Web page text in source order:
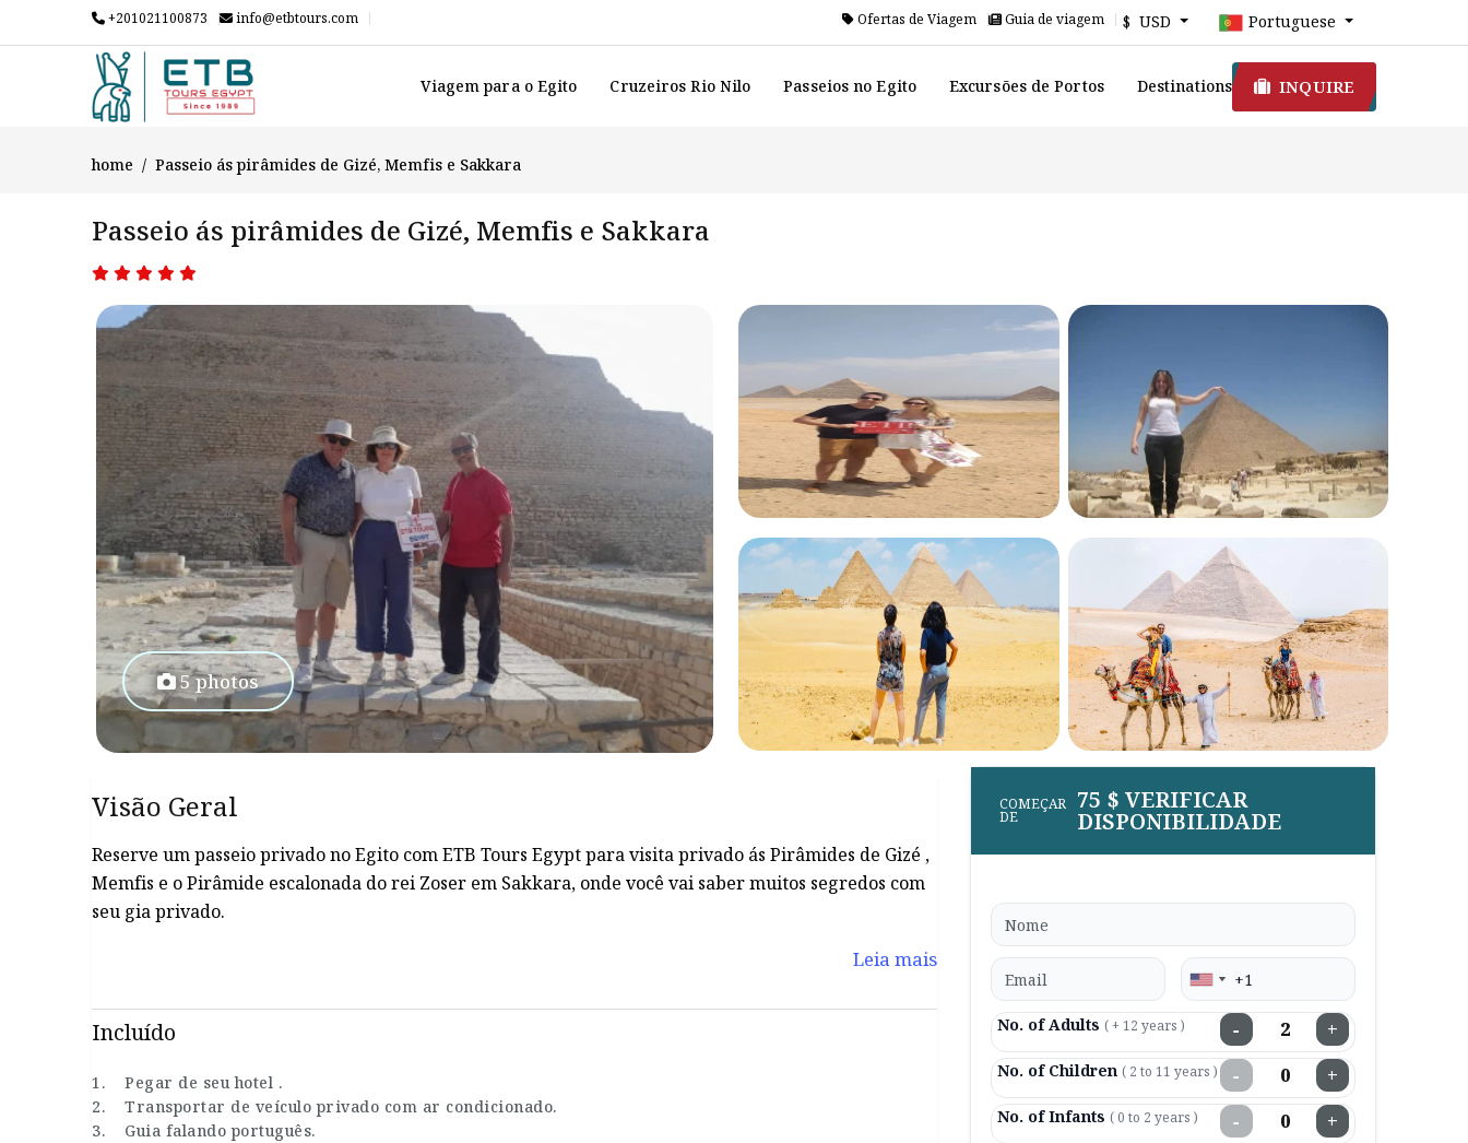
+201021100873 info@etbtours.com Ofertas de Viagem Guia de viagem $ USD Portuguese
Viagem para o Egito Cruzeiros Rio Nilo Passeios no Egito Excursões de Portos Destinations INQUIRE
home Passeio ás pirâmides de Gizé, Memfis e Sakkara
Passeio ás pirâmides de Gizé, Memfis e Sakkara
5 photos
Visão Geral
Reserve um passeio privado no Egito com ETB Tours Egypt para visita privado ás Pirâmides de Gizé ,
Memfis e o Pirâmide escalonada do rei Zoser em Sakkara, onde você vai saber muitos segredos com
seu gia privado.
Leia mais
Incluído
1. Pegar de seu hotel .
2. Transportar de veículo privado com ar condicionado.
3. Guia falando português.
COMEÇAR
DE
75 $ VERIFICAR
DISPONIBILIDADE
No. of Adults ( + 12 years ) − +
No. of Children ( 2 to 11 years ) − +
No. of Infants ( 0 to 2 years ) − +